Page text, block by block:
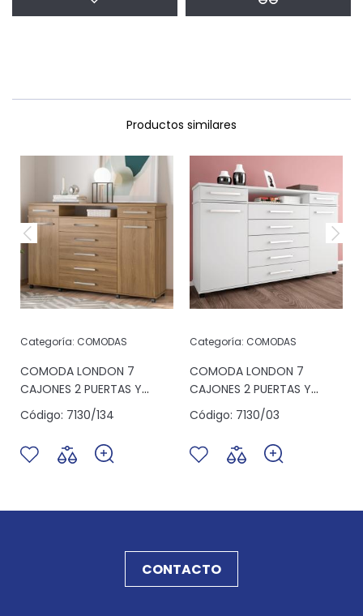
Productos similares
Categoría: COMODAS
COMODA LONDON 7
CAJONES 2 PUERTAS Y
ESPACIO ALMENDRA
Código: 7130/134
Categoría: COMODAS
COMODA LONDON 7
CAJONES 2 PUERTAS Y
ESPACIO BLANCO
Código: 7130/03
CONTACTO